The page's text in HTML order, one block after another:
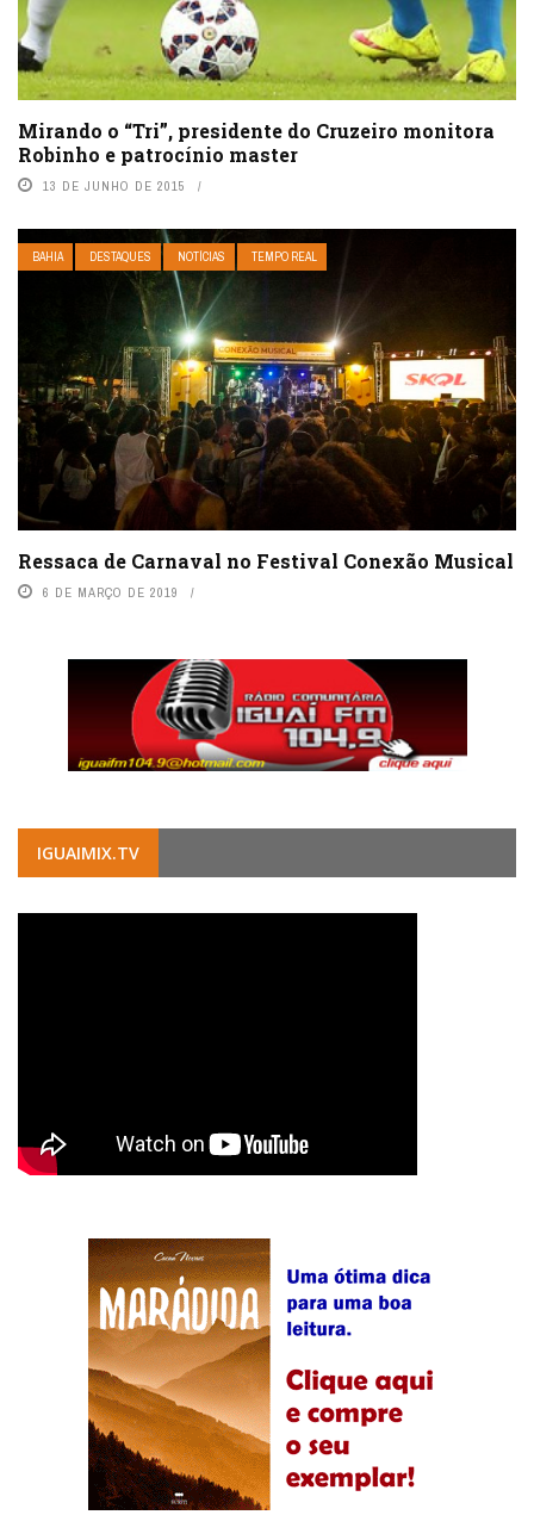
Mirando o “Tri”, presidente do Cruzeiro monitora
Robinho e patrocínio master
13 DE JUNHO DE 2015
BAHIA DESTAQUES NOTÍCIAS TEMPO REAL
Ressaca de Carnaval no Festival Conexão Musical
6 DE MARÇO DE 2019
IGUAIMIX.TV